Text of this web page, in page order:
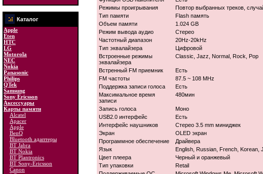
Каталог
Apple
Eten
HTC
LG
Motorola
NEC
Nokia
Panasonic
Philips
QTek
Samsung
Sony Ericsson
Аксессуары
Карты памяти
Alcatel
Apacer
Apple
BenQ
Bluetooth адаптеры
BT Jabra
BT Nokia
BT Plantronics
BT Sony-Ericsson
Canon
Режимы проигрывания
Повтор выбранных треков,
Тип памяти
Flash память
Объем памяти
1.024 GB
Режим вывода аудио
Стерео
Частотный диапазон
20Hz-20kHz
Тип эквалайзера
Цифровой
Встроенные режимы
эквалайзера
Classic, Jazz, Normal, Rock, Pop
Встренный FM приемник
Есть
FM частоты
87.5 ~ 108 MHz
Поддержка записи голоса
Есть
Максимальное время
записи
480мин
Запись голоса
Моно
USB2.0 интерфейс
Есть
Интерфейс наушников
Стерео 3.5 mm миниджек
Экран
OLED экран
Программное обеспечение
Драйвера
Язык
English, Russian, French, Korean,
Цвет плеера
Черный и оранжевый
Тип упаковки
Retail